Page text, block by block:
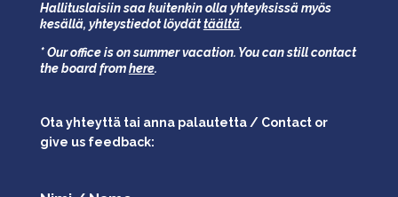
Hallituslaisiin saa kuitenkin olla yhteyksissä myös
kesällä, yhteystiedot löydättäältä.
* Our office is on summer vacation. You can still contact
the board fromhere.
Ota yhteyttä tai anna palautetta / Contact or
give us feedback: